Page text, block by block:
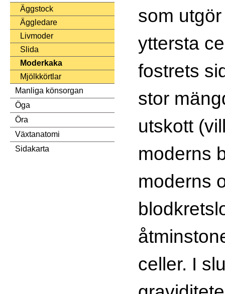
Äggstock
Äggledare
Livmoder
Slida
Moderkaka
Mjölkkörtlar
Manliga könsorgan
Öga
Öra
Växtanatomi
Sidakarta
som
yttersta
fostrets
stor
utskott
moderns
moderns
celler. I